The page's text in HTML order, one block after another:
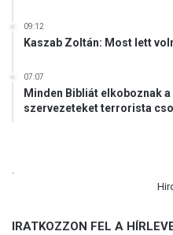
09:12
Kaszab Zoltán: Most lett
07:07
Minden Bibliát elkoboznak
szervezeteket terrorista
.
IRATKOZZON FEL A